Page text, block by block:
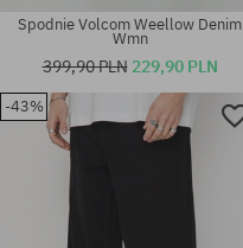
Dostępne rozmiary:
Spodnie Volcom Weellow Denim
Wmn
399,90 PLN 229,90 PLN
-43%